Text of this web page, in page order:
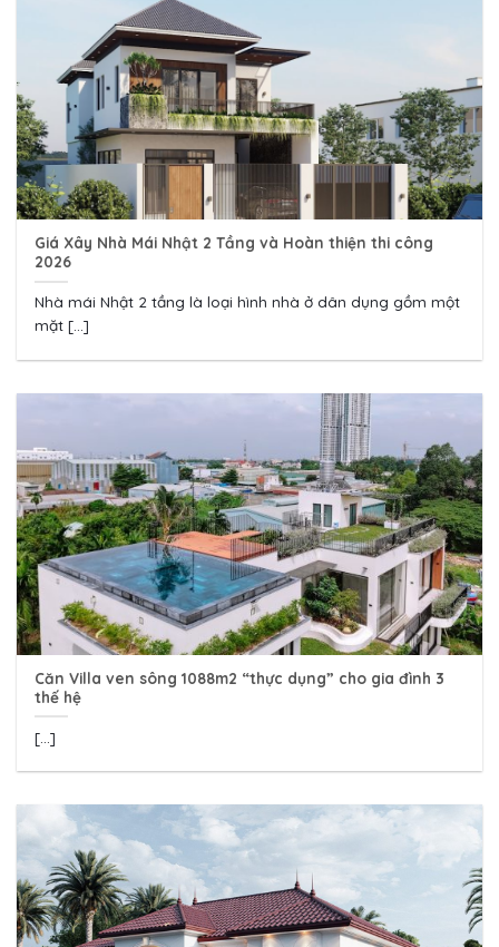
Giá Xây Nhà Mái Nhật 2 Tầng và Hoàn thiện thi công
2026
Nhà mái Nhật 2 tầng là loại hình nhà ở dân dụng gồm một
mặt [...]
Căn Villa ven sông 1088m2 “thực dụng” cho gia đình 3
thế hệ
[...]